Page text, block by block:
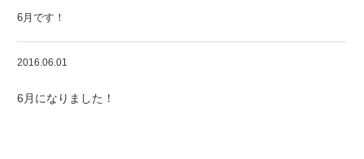
6月です！
2016.06.01
6月になりました！